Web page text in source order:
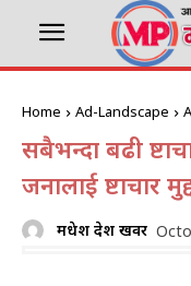
Home Ad-Landscape
सबैभन्दा बढी
जनालाई भ्रष्टाचार
मधेश प्रदेश खवर